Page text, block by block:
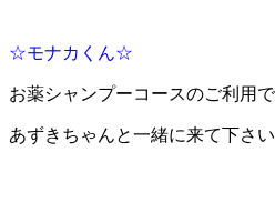
☆モナカくん☆
お薬シャンプーコースのご利用
あずきちゃんと一緒に来て下さ